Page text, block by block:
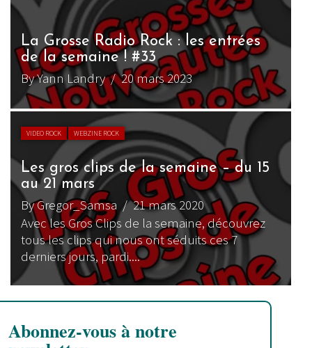
La Grosse Radio Rock : les entrées
de la semaine ! #33
By Yann Landry/ 20 mars 2023
VIDEO ROCK WEBZINE ROCK
Les gros clips de la semaine – du 15
au 21 mars
By Gregor_Samsa / 21 mars 2020
Avec les Gros Clips de la semaine, découvrez
tous les clips qui nous ont séduits ces 7
derniers jours, pardi....
Abonnez-vous à notre